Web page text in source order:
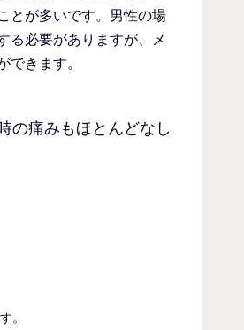
とが多いです。男性の場
る必要がありますが、メ
できます。
の痛みもほとんどなし
。